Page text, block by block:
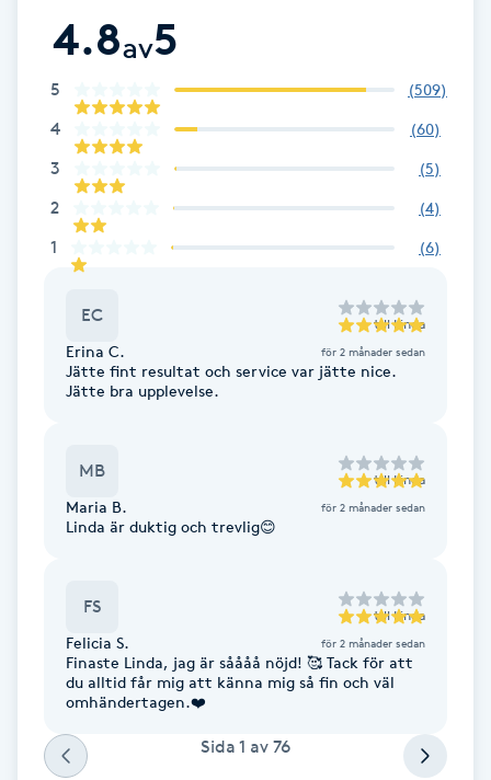
Enzympeeling
Extensions
Extensions borttagning
Face framing
Fibromassage
Fotmassage
4.8av5
5 (509)
4 (60)
3 (5)
2 (4)
1 (6)
EC till Linda
Erina C. för 2 månader sedan
Jätte fint resultat och service var jätte nice.
Jätte bra upplevelse.
MB till Linda
Maria B. för 2 månader sedan
Linda är duktig och trevlig😊
FS till Linda
Felicia S. för 2 månader sedan
Finaste Linda, jag är såååå nöjd! 🥰 Tack för att
du alltid får mig att känna mig så fin och väl
omhändertagen.❤️
Sida 1 av 76